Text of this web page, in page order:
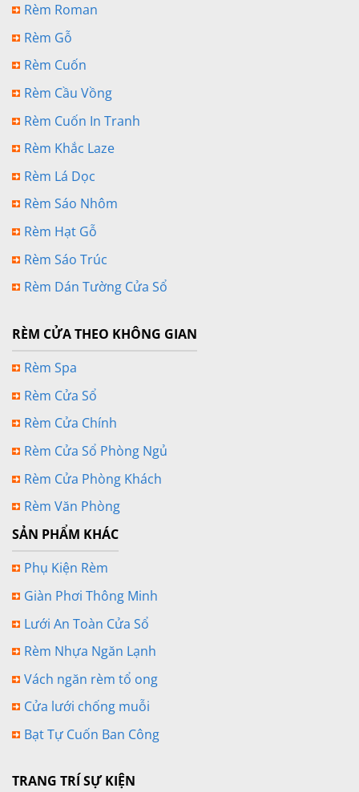
Rèm Roman
Rèm Gỗ
Rèm Cuốn
Rèm Cầu Vồng
Rèm Cuốn In Tranh
Rèm Khắc Laze
Rèm Lá Dọc
Rèm Sáo Nhôm
Rèm Hạt Gỗ
Rèm Sáo Trúc
Rèm Dán Tường Cửa Sổ
RÈM CỬA THEO KHÔNG GIAN
Rèm Spa
Rèm Cửa Sổ
Rèm Cửa Chính
Rèm Cửa Sổ Phòng Ngủ
Rèm Cửa Phòng Khách
Rèm Văn Phòng
SẢN PHẨM KHÁC
Phụ Kiện Rèm
Giàn Phơi Thông Minh
Lưới An Toàn Cửa Sổ
Rèm Nhựa Ngăn Lạnh
Vách ngăn rèm tổ ong
Cửa lưới chống muỗi
Bạt Tự Cuốn Ban Công
TRANG TRÍ SỰ KIỆN